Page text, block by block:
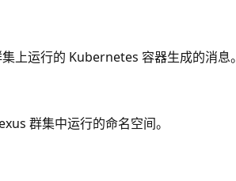
上运行的 Kubernetes 容器生成的消息。
群集中运行的命名空间。